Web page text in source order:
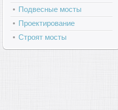
Подвесные мосты
Проектирование
Строят мосты